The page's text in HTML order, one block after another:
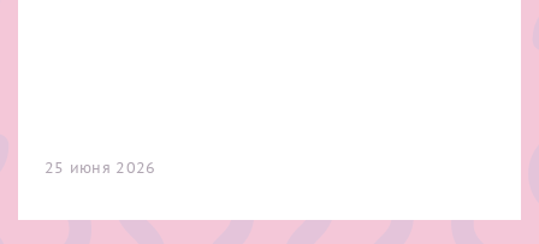
25 июня 2026